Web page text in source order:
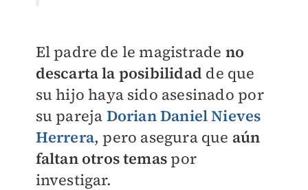
El padre de le magistrade no
descarta la posibilidad de que
su hijo haya sido asesinado por
su pareja Dorian Daniel Nieves
Herrera, pero asegura que aún
faltan otros temas por
investigar.